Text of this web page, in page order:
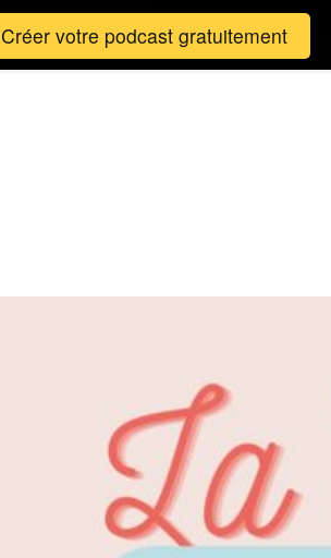
Créer votre podcast gratuitement